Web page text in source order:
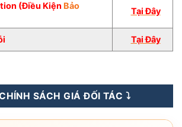
(Điều Kiện Bảo
Tại Đây
Tại Đây
50KW 3 pha [Giá Sỉ] số lượng
SÁCH GIÁ ĐỐI TÁC ⤵️